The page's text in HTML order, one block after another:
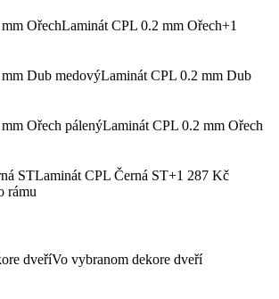
Laminát CPL 0.2 mm Ořech+1
Laminát CPL 0.2 mm Dub
Laminát CPL 0.2 mm Ořech
Laminát CPL Černá ST+1 287 Kč
rámu
Vo vybranom dekore dveří